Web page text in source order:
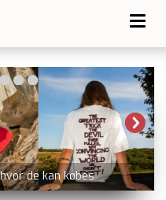
de kan købes